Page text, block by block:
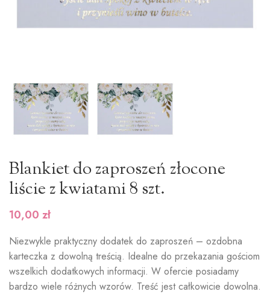
Blankiet do zaproszeń złocone
liście z kwiatami 8 szt.
10,00 zł
Niezwykle praktyczny dodatek do zaproszeń – ozdobna
karteczka z dowolną treścią. Idealne do przekazania gościom
wszelkich dodatkowych informacji. W ofercie posiadamy
bardzo wiele różnych wzorów. Treść jest całkowicie dowolna.